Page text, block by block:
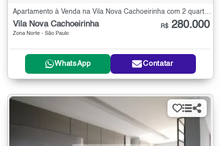
Vila Nova Cachoeirinha
Zona Norte - São Paulo
R$ 280.000
WhatsApp Contatar